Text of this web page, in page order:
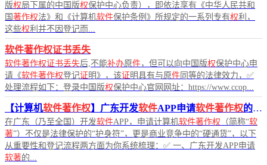
版权局下属的中国版权保护中心负责），即依法享有《中华人民共和
国 著作权法》和《计算机软件保护条例》所规定的一系列专有权利，
这些权利并不因登记而...
软件著作权证书丢失
软件著作权证书丢失后,不能补办原件，但可以向中国版权保护中心申
请《软件著作权登记证明》，该证明具有与原件 同等的法律效力，✅
处理流程如下：登录中国版权保护中心官网网址：https://www.ccop...
【计算机软件著作权】广东开发软件APP申请软件著作权的重要性！
在广东（乃至全国）开发软件APP，申请计算机软件著作权 （简称“软
著”）不仅是法律保护的“护身符”，更是商业竞争中的“硬通货”，以下
从重要性和登记流程两方面为你系统梳理：✅ 一、广东开发APP申请
软著的...